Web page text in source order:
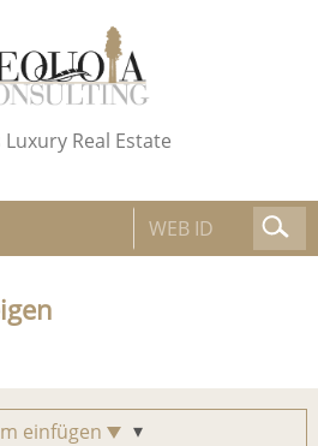
Luxury Real Estate
einfügen